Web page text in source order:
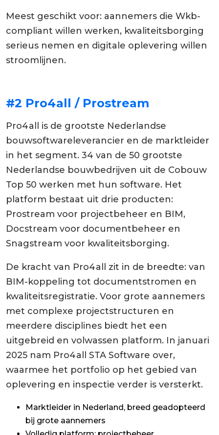
Meest geschikt voor: aannemers die Wkb-
compliant willen werken, kwaliteitsborging
serieus nemen en digitale oplevering willen
stroomlijnen.
#2 Pro4all / Prostream
Pro4all is de grootste Nederlandse
bouwsoftwareleverancier en de marktleider
in het segment. 34 van de 50 grootste
Nederlandse bouwbedrijven uit de Cobouw
Top 50 werken met hun software. Het
platform bestaat uit drie producten:
Prostream voor projectbeheer en BIM,
Docstream voor documentbeheer en
Snagstream voor kwaliteitsborging.
De kracht van Pro4all zit in de breedte: van
BIM-koppeling tot documentstromen en
kwaliteitsregistratie. Voor grote aannemers
met complexe projectstructuren en
meerdere disciplines biedt het een
uitgebreid en volwassen platform. In januari
2025 nam Pro4all STA Software over,
waarmee het portfolio op het gebied van
oplevering en inspectie verder is versterkt.
Marktleider in Nederland, breed geadopteerd
bij grote aannemers